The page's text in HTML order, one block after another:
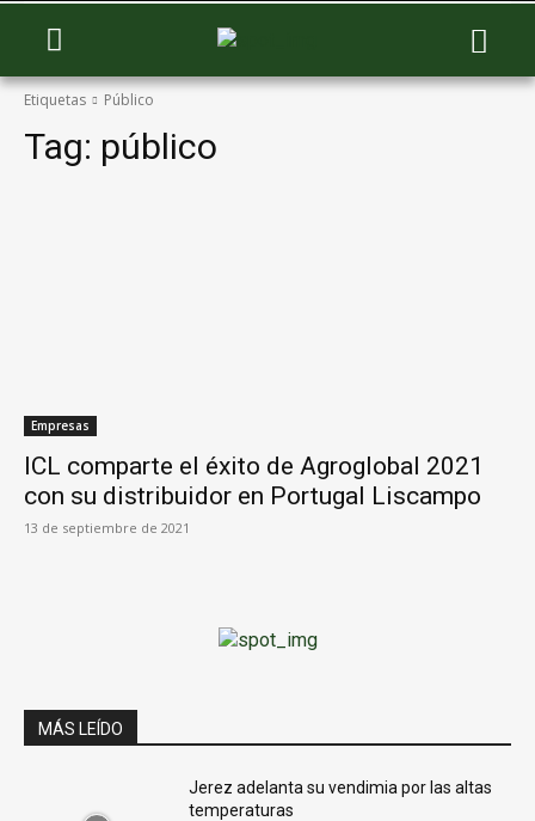
Etiquetas Público
Tag: público
Empresas
ICL comparte el éxito de Agroglobal 2021
con su distribuidor en Portugal Liscampo
13 de septiembre de 2021
MÁS LEÍDO
Jerez adelanta su vendimia por las altas
temperaturas